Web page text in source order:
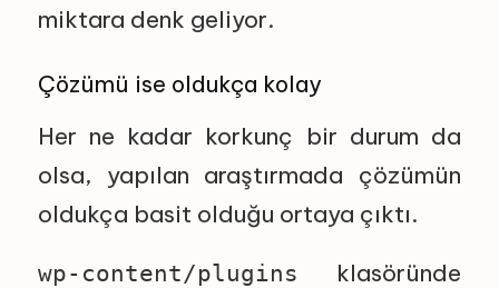
miktara denk geliyor.
Çözümü ise oldukça kolay
Her ne kadar korkunç bir durum da
olsa, yapılan araştırmada çözümün
oldukça basit olduğu ortaya çıktı.
wp-content/plugins
klasöründe